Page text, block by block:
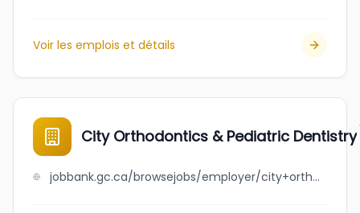
Voir les emplois et détails
City Orthodontics & Pediatric Dentistry
jobbank.gc.ca/browsejobs/employer/city+orthodontics+%26+pediatric+dentistry/ca